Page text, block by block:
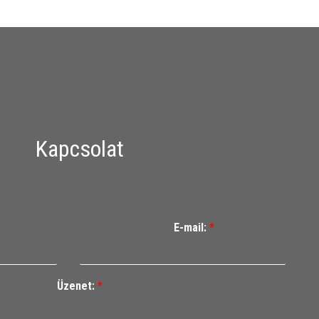
Kapcsolat
E-mail: *
Üzenet: *